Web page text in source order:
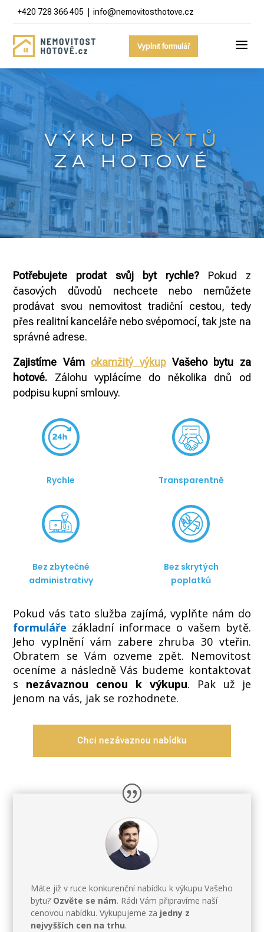
+420 728 366 405 |info@nemovitosthotove.cz
Vyplnit formulář a
VÝKUPBYTŮ
ZA HOTOVÉ
Potřebujete prodat svůj byt rychle?Pokud z
časových důvodů nechcete nebo nemůžete
prodávat svou nemovitost tradiční cestou, tedy
přes realitní kanceláře nebo svépomocí, tak jste na
správné adrese.
Zajistíme Vám okamžitý výkupVašeho bytu za
hotové. Zálohu vyplácíme do několika dnů od
podpisu kupní smlouvy.
Rychle Transparentně
Bez zbytečné
administrativy
Bez skrytých
poplatků
Pokud vás tato služba zajímá, vyplňte nám do
formuláře základní informace o vašem bytě.
Jeho vyplnění vám zabere zhruba 30 vteřin.
Obratem se Vám ozveme zpět. Nemovitost
oceníme a následně Vás budeme kontaktovat
s nezávaznou cenou k výkupu. Pak už je
jenom na vás, jak se rozhodnete.
Chci nezávaznou nabídku
Máte již v ruce konkurenční nabídku k výkupu Vašeho
bytu? Ozvěte se nám. Rádi Vám připravíme naší
cenovou nabídku. Vykupujeme za jedny z
nejvyšších cen na trhu.